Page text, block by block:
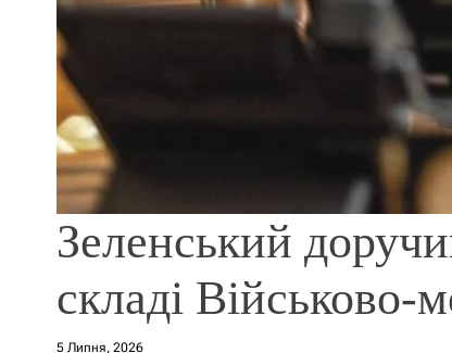
Зеленський
складі Військово-
5 Липня, 2026